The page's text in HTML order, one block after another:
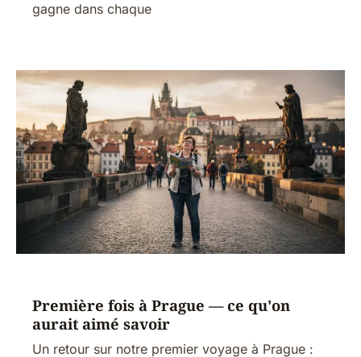
gagne dans chaque
Première fois à Prague — ce qu'on
aurait aimé savoir
Un retour sur notre premier voyage à Prague :